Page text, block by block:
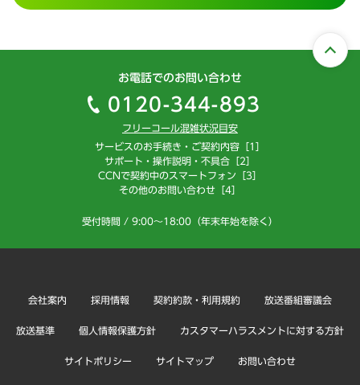
お電話でのお問い合わせ
0120-344-893
フリーコール混雑状況目安
サービスのお手続き・ご契約内容［1］
サポート・操作説明・不具合［2］
CCNで契約中のスマートフォン［3］
その他のお問い合わせ［4］
受付時間 / 9:00～18:00（年末年始を除く）
会社案内 採用情報 契約約款・利用規約 放送番組審議会
放送基準 個人情報保護方針 カスタマーハラスメントに対する方針
サイトポリシー サイトマップ お問い合わせ